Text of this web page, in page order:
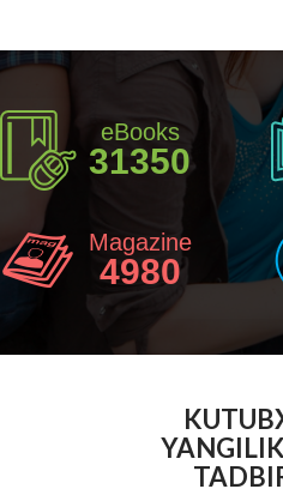
eBooks
31350
Magazine
4980